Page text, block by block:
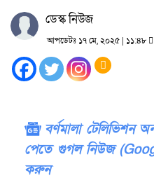
ডেস্ক নিউজ
আপডেটঃ ১৭ মে, ২০২৫ | ১১:৪৮
বর্ণমালা টেলিভিশন
পেতে গুগল নিউজ
করুন